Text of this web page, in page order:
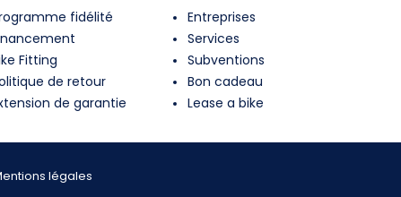
fidélité
Entreprises
Services
Fitting
Subventions
de retour
Bon cadeau
de garantie
Lease a bike
légales